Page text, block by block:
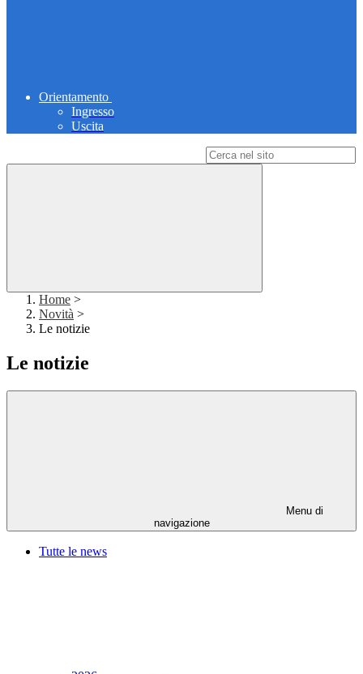
Orientamento
Ingresso
Uscita
Home >
Novità >
Le notizie
Le notizie
Menu di
navigazione
Tutte le news